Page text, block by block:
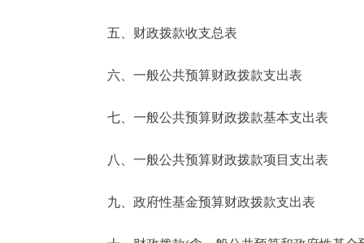
绿色北京
ENGLISH
五、财政拨款收支总表
六、一般公共预算财政拨款支出表
七、一般公共预算财政拨款基本支出表
八、一般公共预算财政拨款项目支出表
九、政府性基金预算财政拨款支出表